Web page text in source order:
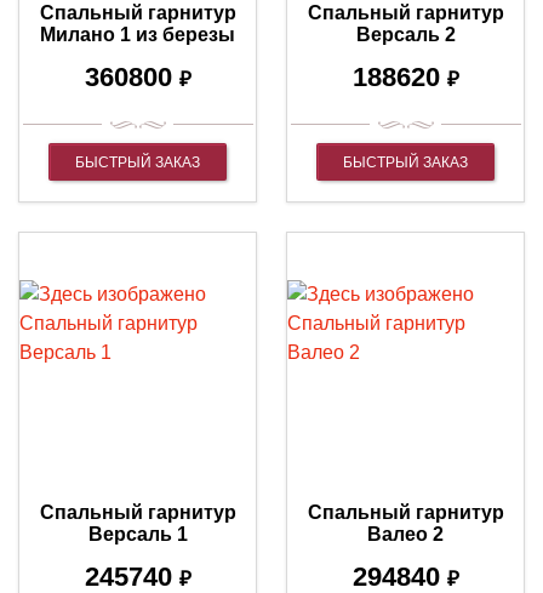
Спальный гарнитур
Милано 1 из березы
360800 ₽
БЫСТРЫЙ ЗАКАЗ
Спальный гарнитур
Версаль 2
188620 ₽
БЫСТРЫЙ ЗАКАЗ
Спальный гарнитур
Версаль 1
245740 ₽
Спальный гарнитур
Валео 2
294840 ₽